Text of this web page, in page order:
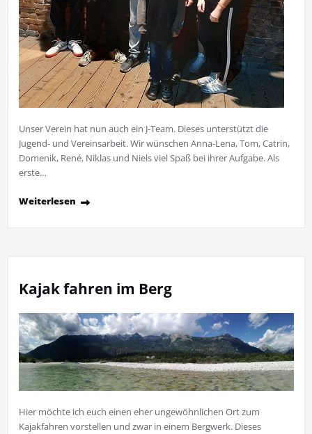
Unser Verein hat nun auch ein J-Team. Dieses unterstützt die
Jugend- und Vereinsarbeit. Wir wünschen Anna-Lena, Tom, Catrin,
Domenik, René, Niklas und Niels viel Spaß bei ihrer Aufgabe. Als
erste…
Weiterlesen
Kajak fahren im Berg
Hier möchte ich euch einen eher ungewöhnlichen Ort zum
Kajakfahren vorstellen und zwar in einem Bergwerk. Dieses